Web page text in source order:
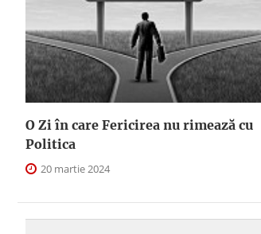
O Zi în care Fericirea nu rimează cu
Politica
20 martie 2024